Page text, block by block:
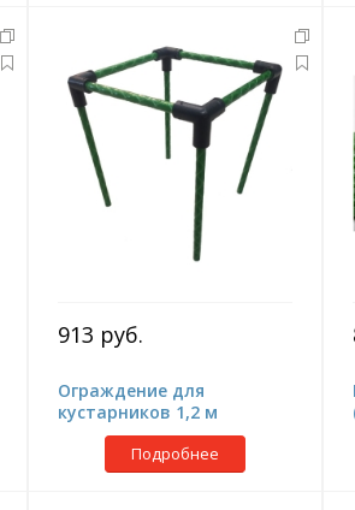
913 руб.
Ограждение для
кустарников 1,2 м
Подробнее